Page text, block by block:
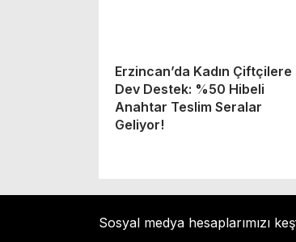
Erzincan’da Kadın Çiftçilere
Dev Destek: %50 Hibeli
Anahtar Teslim Seralar
Geliyor!
Sosyal medya hesaplarımızı